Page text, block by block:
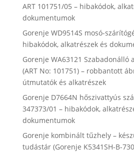
ART 101751/05 – hibakódok,
dokumentumok
Gorenje WD9514S mosó-
hibakódok, alkatrészek és
Gorenje WA63121 Szabadonálló
(ART No: 101751) – robbantott
útmutatók és alkatrészek
Gorenje D7664N hőszivattyús
347373/01 – hibakódok,
dokumentumok
Gorenje kombinált tűzhely –
tudástár (Gorenje K5341SH-B-